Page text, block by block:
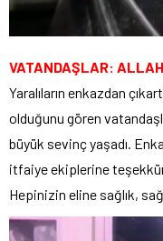
VATANDAŞLAR:
Yaralıların enkazdan
olduğunu gören
büyük sevinç yaşadı.
itfaiye ekiplerine teşekkür
Hepinizin eline sağlık,